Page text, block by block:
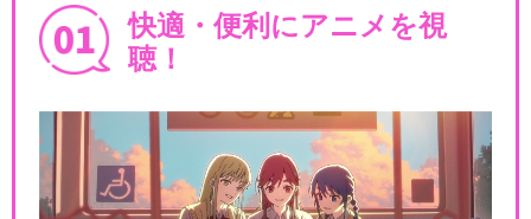
快適・便利にアニメを視
聴！